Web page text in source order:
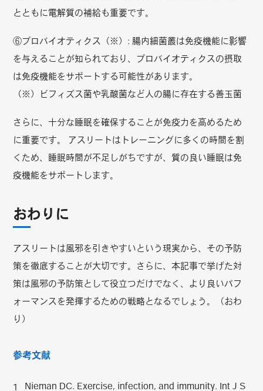
とともに電解質の補給も重要です。
⑥プロバイオティクス（※）: 腸内細菌叢は免疫機能に影響
を与えることが知られており、プロバイオティクスの摂取
は免疫機能をサポートする可能性があります。
（※）ビフィズス菌や乳酸菌など人の腸に存在する善玉菌
さらに、十分な睡眠を確保することが免疫力を高めるため
に重要です。 アスリートはトレーニングに多くの時間を割
くため、睡眠時間が不足しがちですが、質の良い睡眠は免
疫機能をサポートします。
おわりに
アスリートは風邪を引きやすいという現実から、その予防
策を徹底することが大切です。さらに、本記事で挙げた対
策は風邪の予防策として役立つだけでなく、より良いパフ
ォーマンスを発揮するための戦略となるでしょう。（おわ
り）
参考文献
Nieman DC. Exercise, infection, and immunity. Int J S